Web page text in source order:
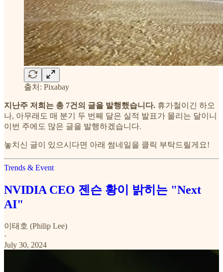
출처: Pixabay
지난주 저희는 총 7건의 글을 발행했습니다. 휴가철이긴 하오
나, 아무래도 매 분기 두 번째 달은 실적 발표가 몰리는 달이니
이번 주에도 많은 글을 발행하겠습니다.
놓치신 글이 있으시다면 아래 썸네일을 클릭 부탁드릴게요!
Trends & Event
NVIDIA CEO 젠슨 황이 밝히는 "Next
AI"
이태호 (Philip Lee)
·
July 30, 2024